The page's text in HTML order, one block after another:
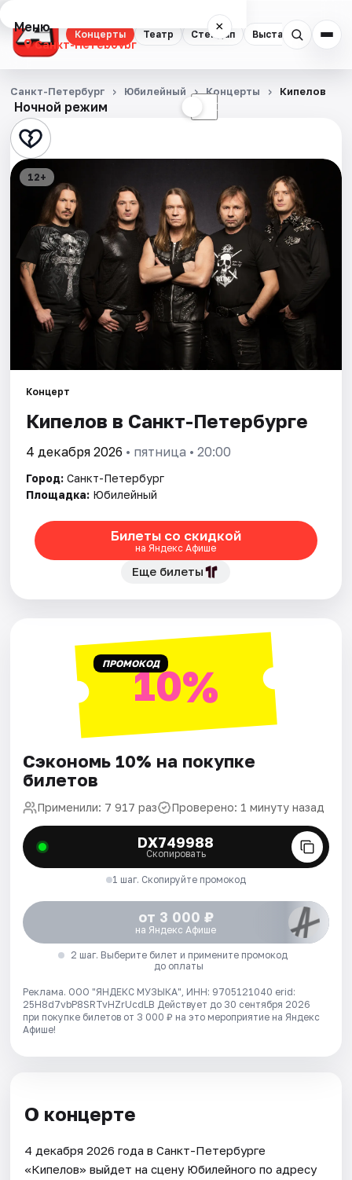
Концерты Театр Стендап Выставки
Меню ×
Санкт-Петербург
Концерты
Театр
Стендап
Выставки
Квесты
Экскурсии
Спорт
События
Города
Площадки
Рейтинги
Ночной режим ☾
Санкт-Петербург Юбилейный Концерты Кипелов
12+
Концерт
Кипелов в Санкт-Петербурге
4 декабря 2026 • пятница • 20:00
Город: Санкт-Петербург
Площадка: Юбилейный
Билеты со скидкой
на Яндекс Афише
Еще билеты
ПРОМОКОД10%
Сэкономь 10% на покупке
билетов
Применили: 7 917 раз Проверено: 1 минуту назад
DX749988
Скопировать
1 шаг. Скопируйте промокод
от 3 000 ₽
на Яндекс Афише
2 шаг. Выберите билет и примените промокод
до оплаты
Реклама. ООО "ЯНДЕКС МУЗЫКА", ИНН: 9705121040 erid:
25H8d7vbP8SRTvHZrUcdLB Действует до 30 сентября 2026
при покупке билетов от 3 000 ₽ на это мероприятие на Яндекс
Афише!
О концерте
4 декабря 2026 года в Санкт-Петербурге
«Кипелов» выйдет на сцену Юбилейного по адресу